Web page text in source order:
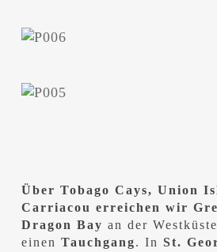
Über Tobago Cays, Union
Carriacou erreichen wir
Dragon Bay an der
einen Tauchgang. In St.